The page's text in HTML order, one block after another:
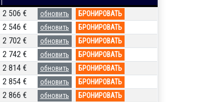
2 506 € обновить БРОНИРОВАТЬ
2 546 € обновить БРОНИРОВАТЬ
2 702 € обновить БРОНИРОВАТЬ
2 742 € обновить БРОНИРОВАТЬ
2 814 € обновить БРОНИРОВАТЬ
2 854 € обновить БРОНИРОВАТЬ
2 866 € обновить БРОНИРОВАТЬ